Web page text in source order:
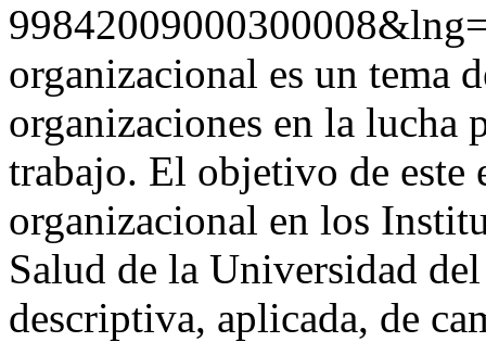
organizacional es un tema
organizaciones en la lucha
trabajo. El objetivo de este
organizacional en los
Salud de la Universidad
descriptiva, aplicada, de